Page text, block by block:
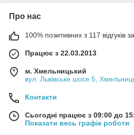
Про нас
100% позитивних з 117 відгуків
Працює з 22.03.2013
м. Хмельницький
вул. Львівське шосе 5,
Контакти
Сьогодні працює з 09:00 до
Показати весь графік роботи